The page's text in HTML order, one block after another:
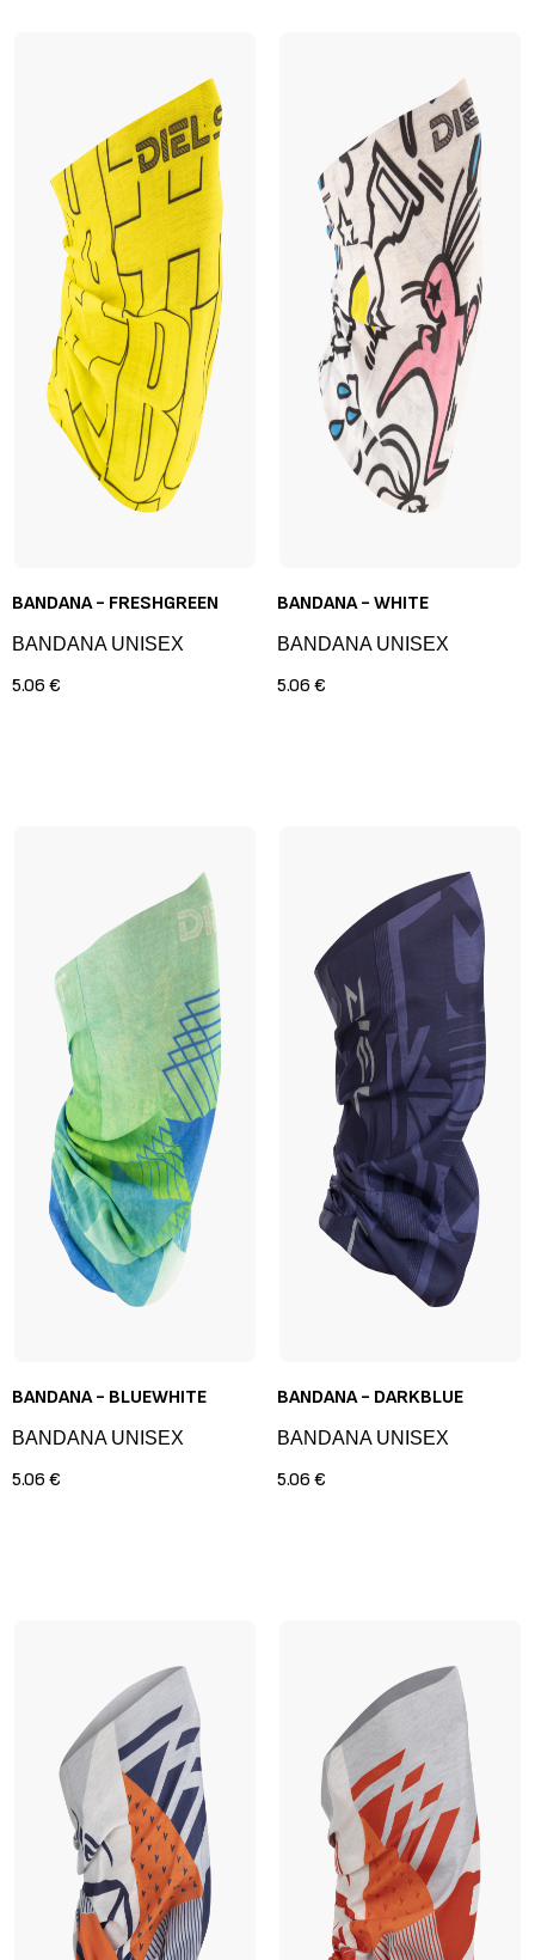
BANDANA - FRESHGREEN
BANDANA UNISEX
5.06 €
BANDANA - WHITE
BANDANA UNISEX
5.06 €
BANDANA - BLUEWHITE
BANDANA UNISEX
5.06 €
BANDANA - DARKBLUE
BANDANA UNISEX
5.06 €